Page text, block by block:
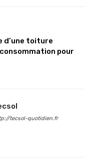
d’une toiture
pour
tecsol-quotidien.fr